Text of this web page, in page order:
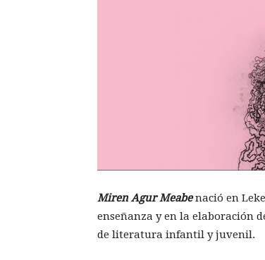
Miren Agur Meabenació en
enseñanza y en la elaboración
de literatura infantil y juvenil.